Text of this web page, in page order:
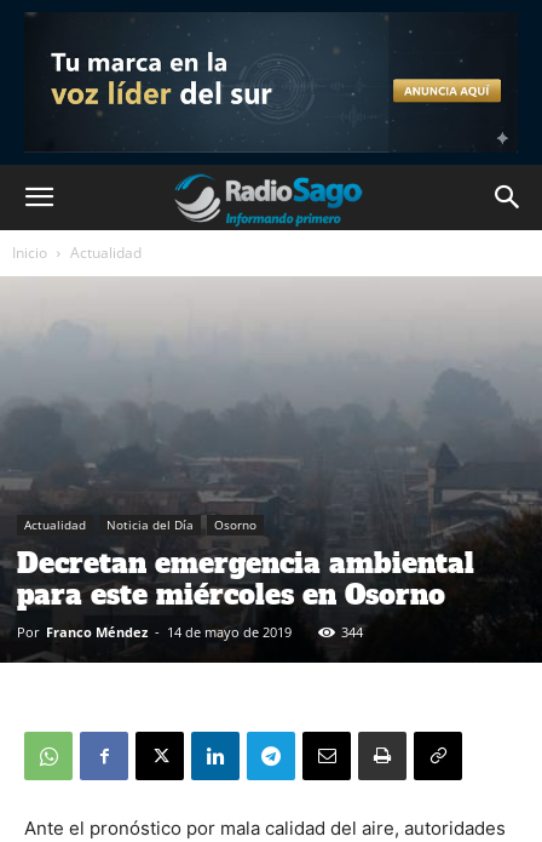
Inicio Actualidad
Actualidad Noticia del Día Osorno
Decretan emergencia ambiental
para este miércoles en Osorno
Por Franco Méndez - 14 de mayo de 2019 344
Ante el pronóstico por mala calidad del aire, autoridades